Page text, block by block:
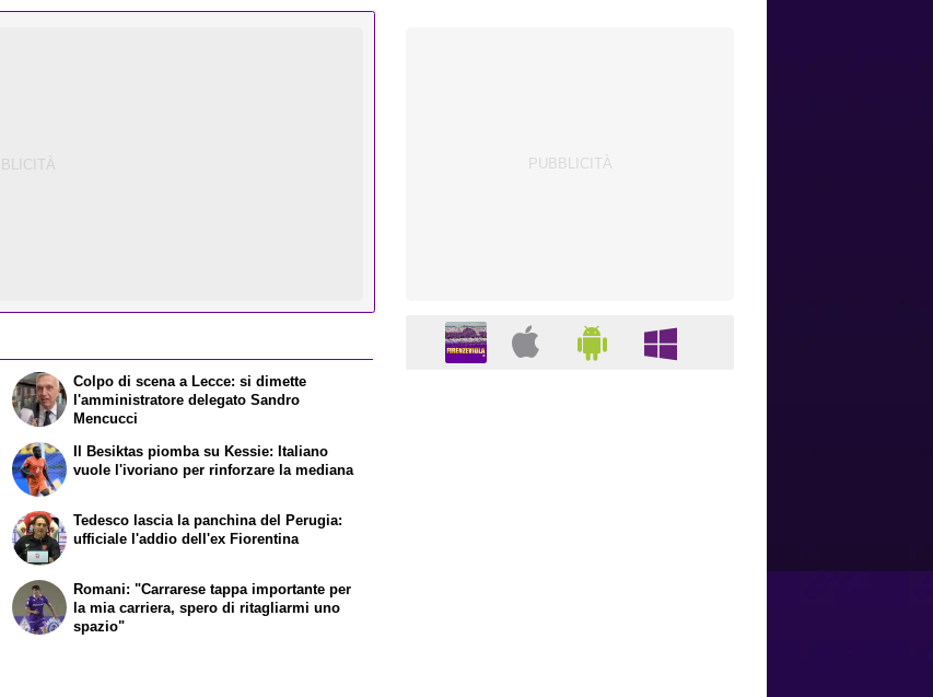
Colpo di scena a Lecce: si dimette
l'amministratore delegato Sandro
Mencucci
Il Besiktas piomba su Kessie: Italiano
vuole l'ivoriano per rinforzare la mediana
Tedesco lascia la panchina del Perugia:
ufficiale l'addio dell'ex Fiorentina
Romani: "Carrarese tappa importante per
la mia carriera, spero di ritagliarmi uno
spazio"